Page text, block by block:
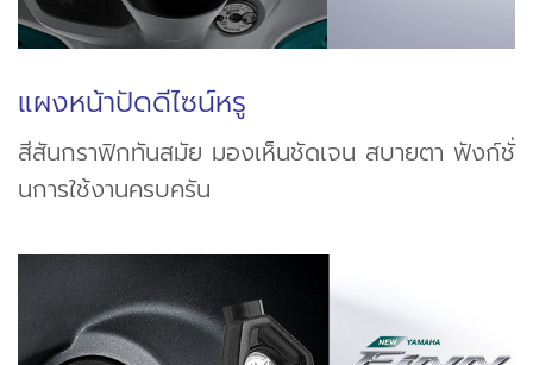
แผงหน้าปัดดีไซน์หรู
สีสันกราฟิกทันสมัย มองเห็นชัดเจน สบายตา ฟังก์ชั่
นการใช้งานครบครัน